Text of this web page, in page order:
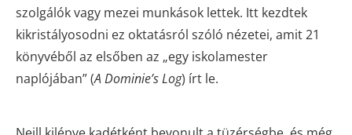
szolgálók vagy mezei munkások lettek. Itt kezdtek
kikristályosodni ez oktatásról szóló nézetei, amit 21
könyvéből az elsőben az „egy iskolamester
naplójában” (A Dominie’s Log) írt le.